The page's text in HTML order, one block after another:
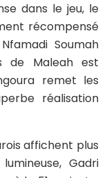
dans le jeu, le
récompensé
Soumah
de Maleah est
remet les
réalisation
affichent plus
Gadri